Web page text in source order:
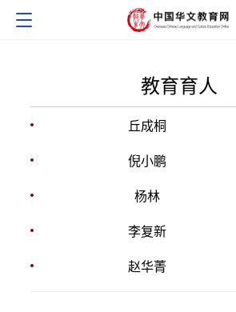
教育育人
丘成桐
倪小鹏
杨林
李复新
赵华菁